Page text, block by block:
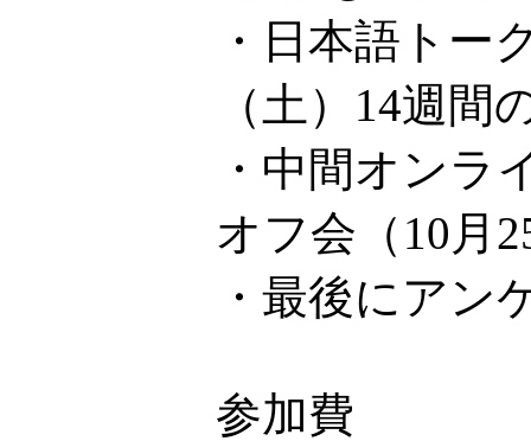
・日本語トー
（土）14週
・中間オンラ
オフ会（10月
・最後にアン
参加費